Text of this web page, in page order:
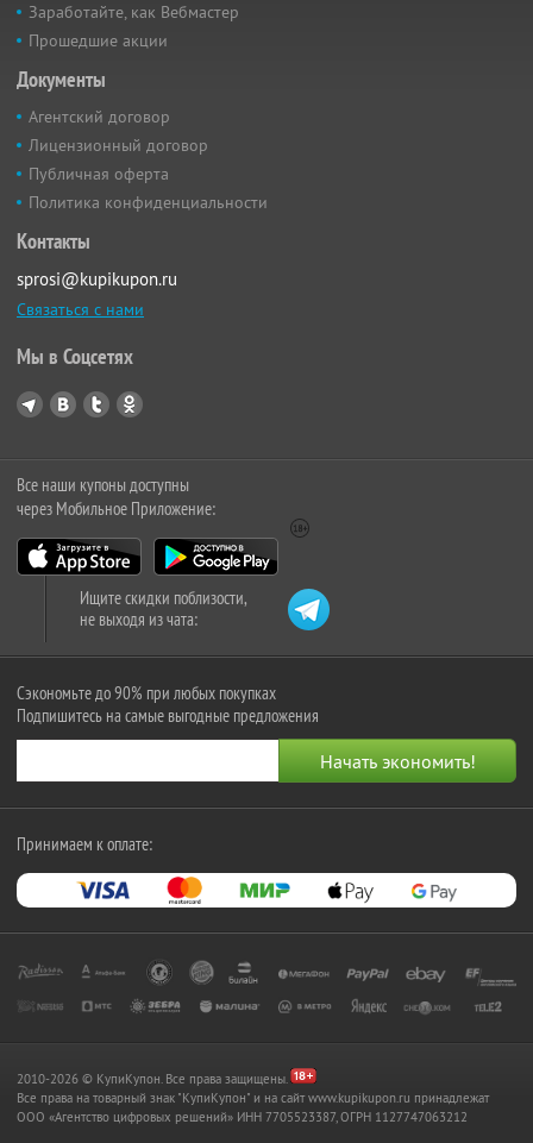
Заработайте, как Вебмастер
Прошедшие акции
Документы
Агентский договор
Лицензионный договор
Публичная оферта
Политика конфиденциальности
Контакты
sprosi@kupikupon.ru
Связаться с нами
Мы в Соцсетях
Все наши купоны доступны
через Мобильное Приложение:
Ищите скидки поблизости,
не выходя из чата:
Сэкономьте до 90% при любых покупках
Подпишитесь на самые выгодные предложения
Принимаем к оплате:
2010-2026 © КупиКупон. Все права защищены.
Все права на товарный знак "КупиКупон" и на сайт www.kupikupon.ru принадлежат
OOO «Агентство цифровых решений» ИНН 7705523387, ОГРН 1127747063212